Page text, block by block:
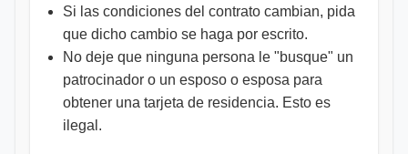
Si las condiciones del contrato cambian, pida
que dicho cambio se haga por escrito.
No deje que ninguna persona le "busque" un
patrocinador o un esposo o esposa para
obtener una tarjeta de residencia. Esto es
ilegal.